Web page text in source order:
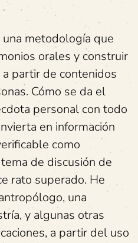
una metodología que
orales y construir
partir de contenidos
Cómo se da el
personal con todo
en información
como
de discusión de
rato superado. He
una
y algunas otras
a partir del uso